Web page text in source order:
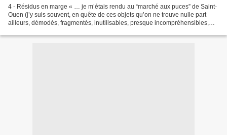
4 - Résidus en marge « … je m’étais rendu au “marché aux puces” de Saint-
Ouen (j’y suis souvent, en quête de ces objets qu’on ne trouve nulle part
ailleurs, démodés, fragmentés, inutilisables, presque incompréhensibles,